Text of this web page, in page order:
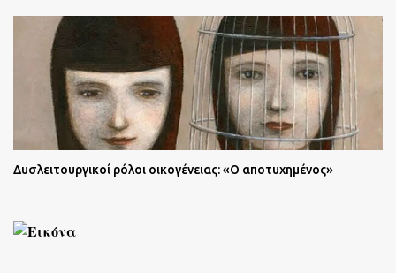
Δυσλειτουργικοί ρόλοι οικογένειας: «Ο αποτυχημένος»